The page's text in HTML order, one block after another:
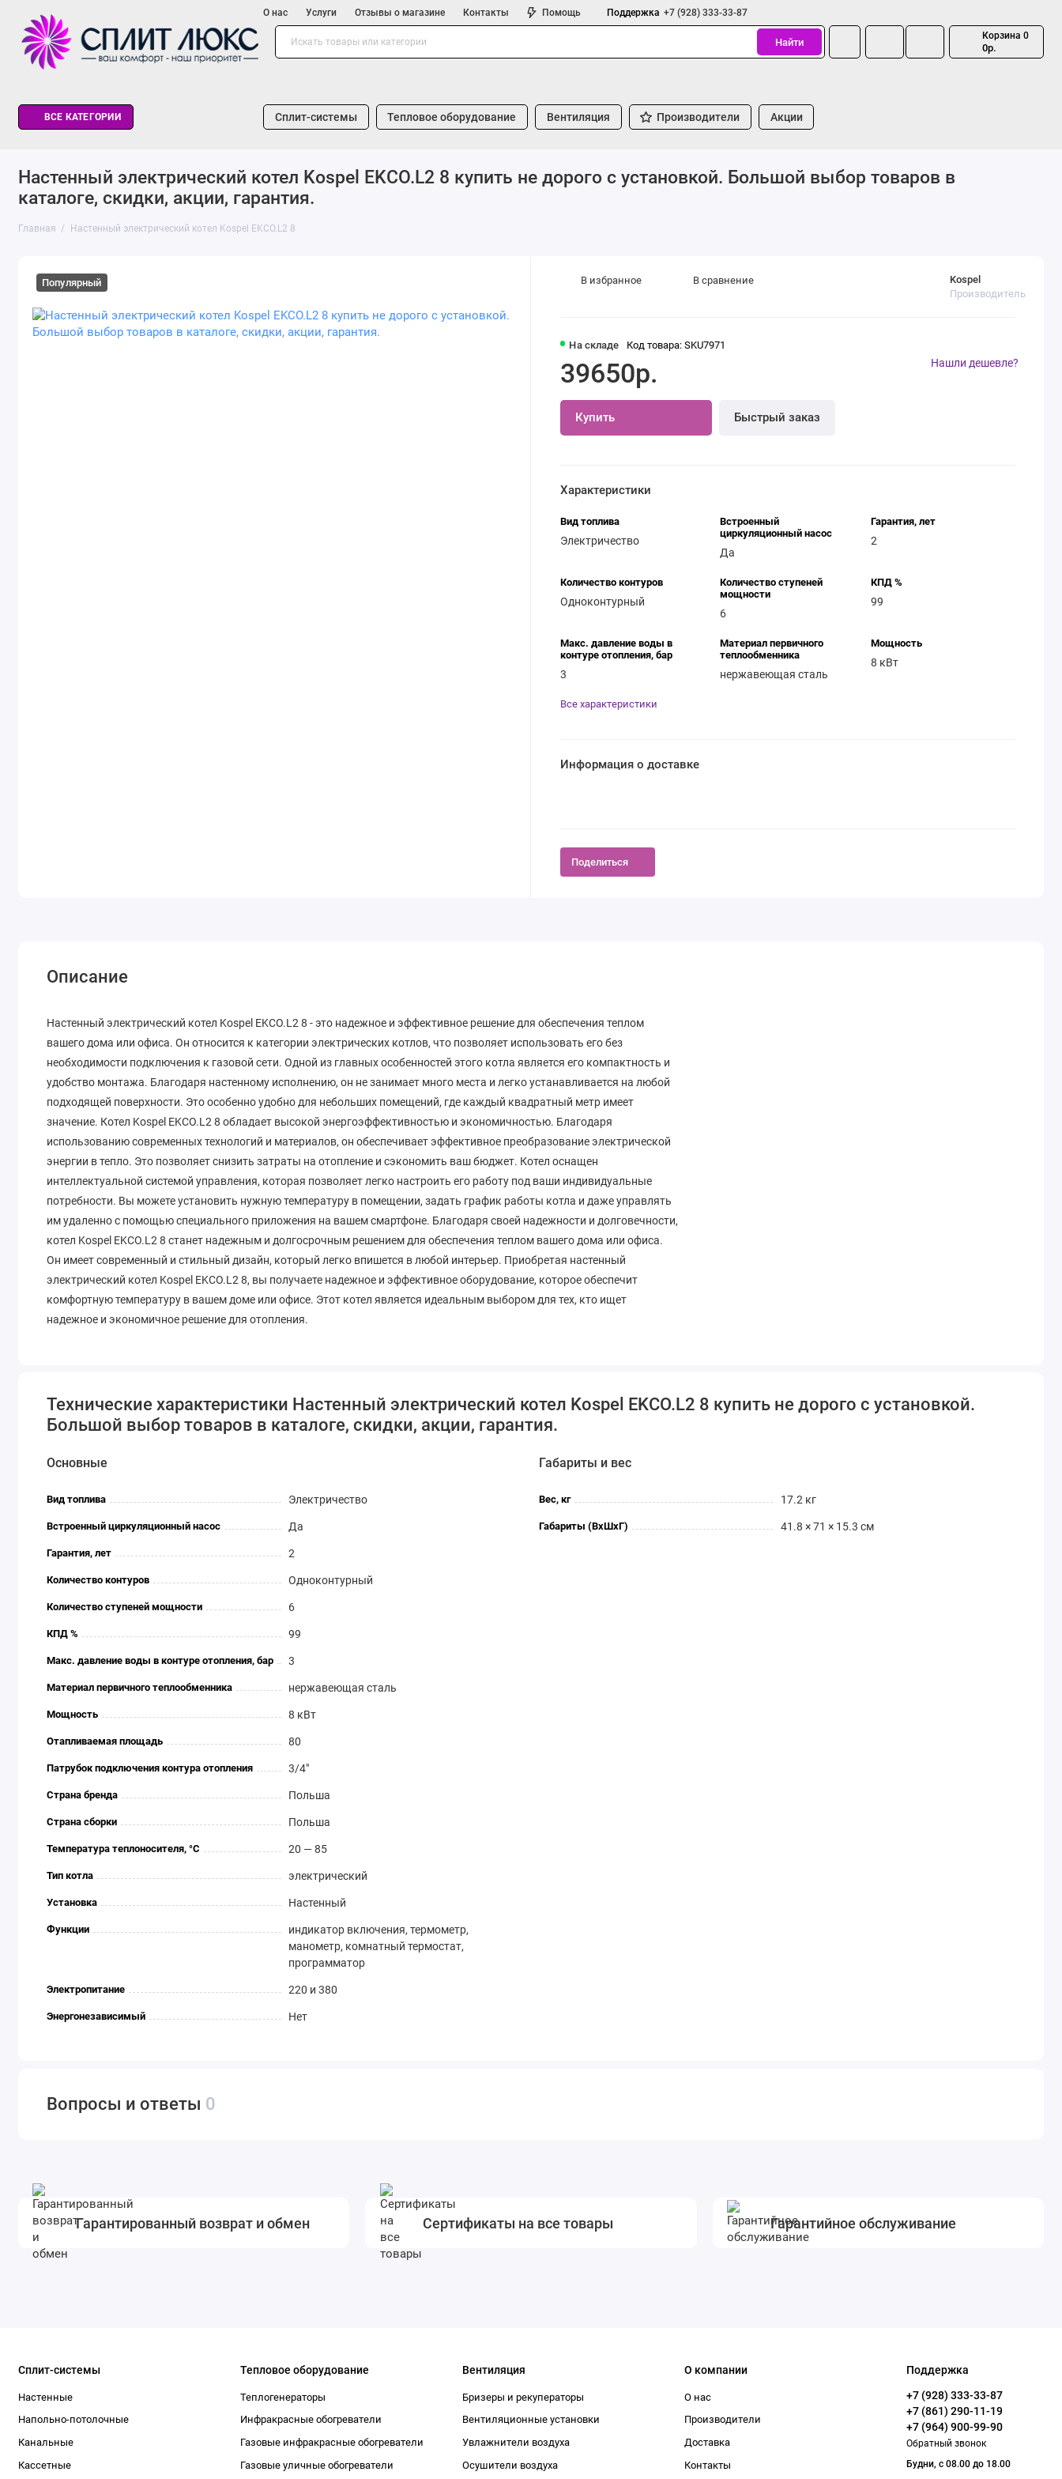
О нас Услуги Отзывы о магазине Контакты Помощь Поддержка +7 (928) 333-33-87
Найти
Корзина 0
0р.
ВСЕ КАТЕГОРИИ Сплит-системы Тепловое оборудование Вентиляция Производители Акции
Наcтенный электрический котел Kospel EKCO.L2 8 купить не дорого с установкой. Большой выбор товаров в
каталоге, скидки, акции, гарантия.
Главная Наcтенный электрический котел Kospel EKCO.L2 8
Популярный
На складе Код товара: SKU7971
Kospel
Производитель
39650р.
Купить Быстрый заказ
Нашли дешевле?
В избранное В сравнение
Характеристики
Вид топлива
Электричество
Встроенный
циркуляционный насос
Да
Гарантия, лет
2
Количество контуров
Одноконтурный
Количество ступеней
мощности
6
КПД %
99
Макс. давление воды в
контуре отопления, бар
3
Материал первичного
теплообменника
нержавеющая сталь
Мощность
8 кВт
Все характеристики
Информация о доставке
Поделиться
Описание
Наcтенный электрический котел Kospel EKCO.L2 8 - это надежное и эффективное решение для обеспечения теплом
вашего дома или офиса. Он относится к категории электрических котлов, что позволяет использовать его без
необходимости подключения к газовой сети. Одной из главных особенностей этого котла является его компактность и
удобство монтажа. Благодаря настенному исполнению, он не занимает много места и легко устанавливается на любой
подходящей поверхности. Это особенно удобно для небольших помещений, где каждый квадратный метр имеет
значение. Котел Kospel EKCO.L2 8 обладает высокой энергоэффективностью и экономичностью. Благодаря
использованию современных технологий и материалов, он обеспечивает эффективное преобразование электрической
энергии в тепло. Это позволяет снизить затраты на отопление и сэкономить ваш бюджет. Котел оснащен
интеллектуальной системой управления, которая позволяет легко настроить его работу под ваши индивидуальные
потребности. Вы можете установить нужную температуру в помещении, задать график работы котла и даже управлять
им удаленно с помощью специального приложения на вашем смартфоне. Благодаря своей надежности и долговечности,
котел Kospel EKCO.L2 8 станет надежным и долгосрочным решением для обеспечения теплом вашего дома или офиса.
Он имеет современный и стильный дизайн, который легко впишется в любой интерьер. Приобретая настенный
электрический котел Kospel EKCO.L2 8, вы получаете надежное и эффективное оборудование, которое обеспечит
комфортную температуру в вашем доме или офисе. Этот котел является идеальным выбором для тех, кто ищет
надежное и экономичное решение для отопления.
Технические характеристики Наcтенный электрический котел Kospel EKCO.L2 8 купить не дорого с установкой.
Большой выбор товаров в каталоге, скидки, акции, гарантия.
Основные
Вид топлива Электричество
Встроенный циркуляционный насос Да
Гарантия, лет 2
Количество контуров Одноконтурный
Количество ступеней мощности 6
КПД % 99
Макс. давление воды в контуре отопления, бар 3
Материал первичного теплообменника нержавеющая сталь
Мощность 8 кВт
Отапливаемая площадь 80
Патрубок подключения контура отопления 3/4"
Страна бренда Польша
Страна сборки Польша
Температура теплоносителя, °С 20 — 85
Тип котла электрический
Установка Настенный
Функции
индикатор включения, термометр,
манометр, комнатный термостат,
программатор
Электропитание 220 и 380
Энергонезависимый Нет
Габариты и вес
Вес, кг 17.2 кг
Габариты (ВхШхГ) 41.8 × 71 × 15.3 см
Вопросы и ответы 0
Гарантированный возврат и обмен Сертификаты на все товары Гарантийное обслуживание
Сплит-системы
Настенные
Напольно-потолочные
Канальные
Кассетные
Тепловое оборудование
Теплогенераторы
Инфракрасные обогреватели
Газовые инфракрасные обогреватели
Газовые уличные обогреватели
Вентиляция
Бризеры и рекуператоры
Вентиляционные установки
Увлажнители воздуха
Осушители воздуха
О компании
О нас
Производители
Доставка
Контакты
Поддержка
+7 (928) 333-33-87
+7 (861) 290-11-19
+7 (964) 900-99-90
Обратный звонок
Будни, с 08.00 до 18.00